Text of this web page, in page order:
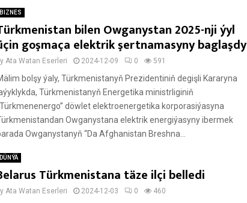
BIZNES
bilen Owganystan 2025-nji ýyl
goşmaça elektrik şertnamasyny baglaşdy
Ata Watan Eserleri 2024-12-09 0 591
bolşy ýaly, Türkmenistanyň Prezidentiniň degişli Kararyna
Türkmenistanyň Energetika ministrliginiň
döwlet elektroenergetika korporasiýasyna
Owganystana elektrik energiýasyny ibermek
Owganystanyň “Da Afghanistan Breshna...
DÜNÝÄ
Türkmenistana täze ilçi belledi
Ata Watan Eserleri 2024-12-03 0 460